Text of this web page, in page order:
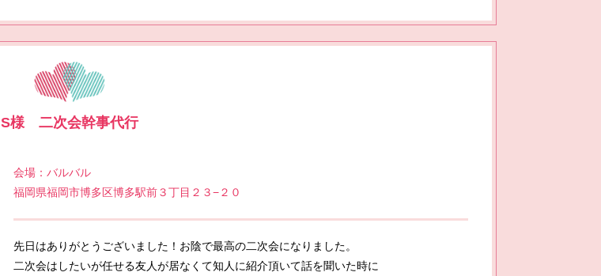
S様 二次会幹事代行
会場：バルバル
福岡県福岡市博多区博多駅前３丁目２３−２０
先日はありがとうございました！お陰で最高の二次会になりました。
二次会はしたいが任せる友人が居なくて知人に紹介頂いて話を聞いた時に